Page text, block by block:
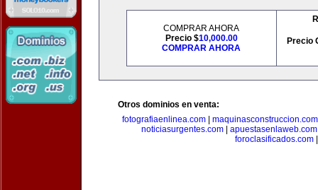
COMPRAR AHORA
Precio $10,000.00
COMPRAR AHORA
Precio
Otros dominios en venta:
fotografiaenlinea.com
maquinasconstruccion.com
noticiasurgentes.com| apuestasenlaweb.com
foroclasificados.com|